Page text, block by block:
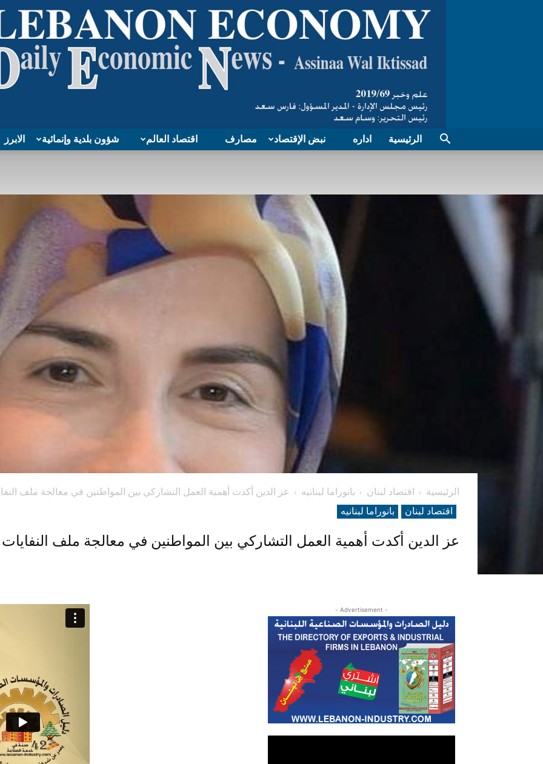
Economy
الابرز شؤون بلدية وإنمائية اقتصاد العالم مصارف نبض الإقتصاد اداره الرئيسية
الرئيسية اقتصاد لبنان بانوراما لبنانیه
عز الدين أكدت أهمية العمل التشاركي بين المواطنين في معالجة ملف
اقتصاد لبنان
بانوراما لبنانیه
عز الدين أكدت أهمية العمل التشاركي بين المواطنين في معالجة ملف النفايات
- Advertisement -